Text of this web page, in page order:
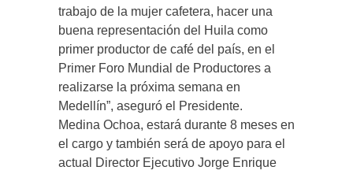
trabajo de la mujer cafetera, hacer una
buena representación del Huila como
primer productor de café del país, en el
Primer Foro Mundial de Productores a
realizarse la próxima semana en
Medellín”, aseguró el Presidente.
Medina Ochoa, estará durante 8 meses en
el cargo y también será de apoyo para el
actual Director Ejecutivo Jorge Enrique